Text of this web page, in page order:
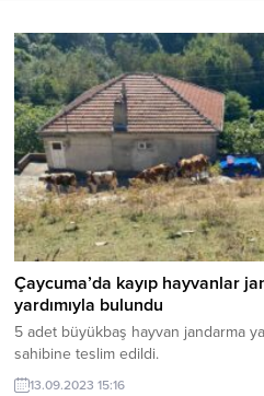
Çaycuma’da kayıp hayvanlar
yardımıyla bulundu
5 adet büyükbaş hayvan jandarma
sahibine teslim edildi.
13.09.2023 15:16